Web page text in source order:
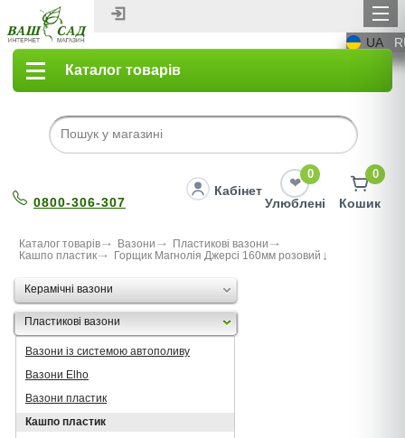
UA
Каталог товарів
0800-306-307
Кабінет
0
Улюблені
0
Кошик
Каталог товарів Вазони
Пластикові вазони
Кашпо пластик
Горщик Магнолія Джерсі 160мм розовий
Керамічні вазони
Пластикові вазони
Вазони із системою автополиву
Вазони Elho
Вазони пластик
Кашпо пластик